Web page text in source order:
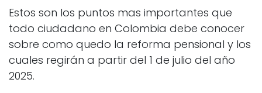
Estos son los puntos mas importantes que
todo ciudadano en Colombia debe conocer
sobre como quedo la reforma pensional y los
cuales regirán a partir del 1 de julio del año
2025.